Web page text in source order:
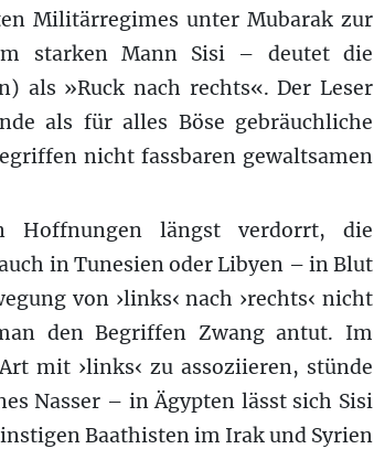
Militärregimes unter Mubarak zur
starken Mann Sisi – deutet die
als »Ruck nach rechts«. Der Leser
als für alles Böse gebräuchliche
nicht fassbaren gewaltsamen
Hoffnungen längst verdorrt, die
in Tunesien oder Libyen – in Blut
von ›links‹ nach ›rechts‹ nicht
den Begriffen Zwang antut. Im
mit ›links‹ zu assoziieren, stünde
Nasser – in Ägypten lässt sich Sisi
Baathisten im Irak und Syrien